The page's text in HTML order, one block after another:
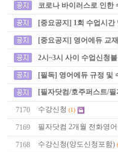
코로나 바이러스로 인한
[중요공지] 1회 수업시
[중요공지] 영어에듀 교
2시~3시 사이 수업신청
[필독] 영어에듀 규정 및
[필자닷컴/호주퍼스트/
7170 수강신청 (1)
7169 필자닷컴 2개월 전화영
7168 수강신청(양도신청포함)